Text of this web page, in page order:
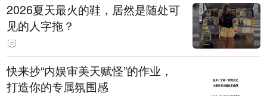
2026夏天最火的鞋，居然是随处可
见的人字拖？
快来抄“内娱审美天赋怪”的作业，
打造你的专属氛围感